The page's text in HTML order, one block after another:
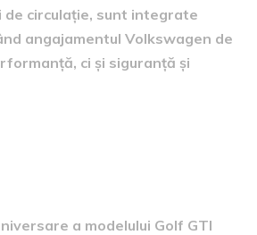
de circulație, sunt integrate
angajamentul Volkswagen de
ci și siguranță și
a modelului Golf GTI